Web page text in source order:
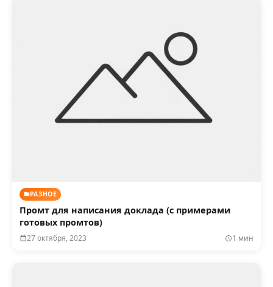
РАЗНОЕ
Промт для написания доклада (с примерами
готовых промтов)
27 октября, 2023 1 мин